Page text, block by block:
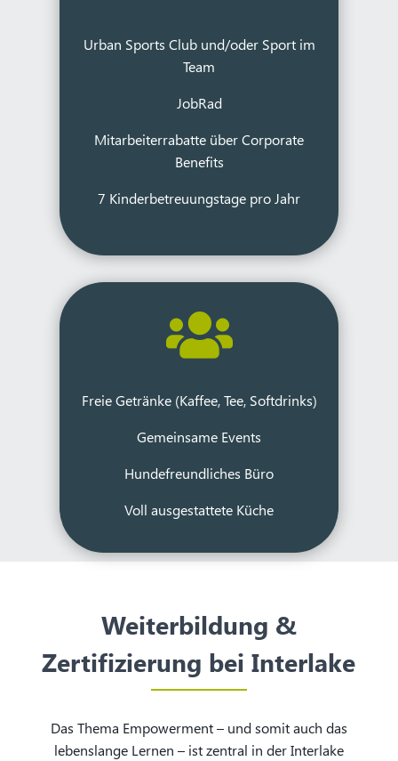
Urban Sports Club und/oder Sport im
Team
JobRad
Mitarbeiterrabatte über Corporate
Benefits
7 Kinderbetreuungstage pro Jahr

Freie Getränke (Kaffee, Tee, Softdrinks)
Gemeinsame Events
Hundefreundliches Büro
Voll ausgestattete Küche
Weiterbildung &
Zertifizierung bei Interlake
Das Thema Empowerment – und somit auch das
lebenslange Lernen – ist zentral in der Interlake